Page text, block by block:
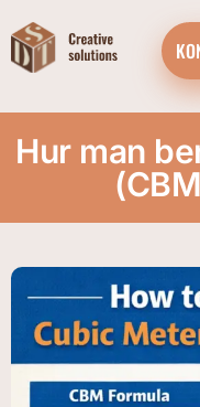
Hur man